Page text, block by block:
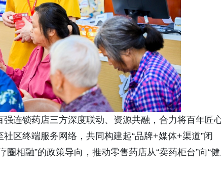
连锁药店三方深度联动、资源共融，合力将百年匠
区终端服务网络，共同构建起“品牌+媒体+渠道”闭
相融”的政策导向，推动零售药店从“卖药柜台”向“